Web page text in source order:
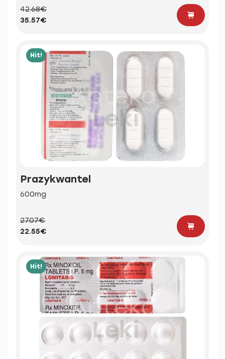
42.68€
35.57€
Hit!
Prazykwantel
600mg
27.07€
22.55€
Hit!